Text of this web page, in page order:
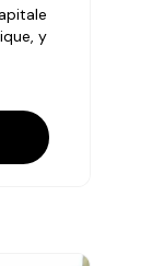
y